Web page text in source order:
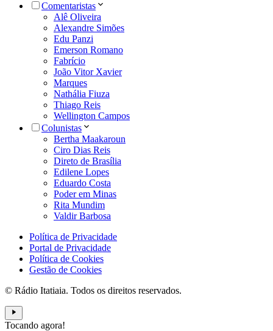
Comentaristas
Alê Oliveira
Alexandre Simões
Edu Panzi
Emerson Romano
Fabrício
João Vitor Xavier
Marques
Nathália Fiuza
Thiago Reis
Wellington Campos
Colunistas
Bertha Maakaroun
Ciro Dias Reis
Direto de Brasília
Edilene Lopes
Eduardo Costa
Poder em Minas
Rita Mundim
Valdir Barbosa
Política de Privacidade
Portal de Privacidade
Política de Cookies
Gestão de Cookies
© Rádio Itatiaia. Todos os direitos reservados.
Tocando agora!